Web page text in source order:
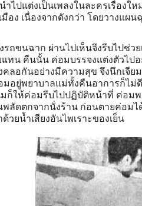
นําไปแต่งเป็นเพลงในละครเรื่อ
อง เนื่องจากดังกว่า โดยวางแผน
รถขนฉาก ผ่านไปเห็นจึงรีบไปช่ว
ทน คืนนั้น ค่อมบรรจงแต่งตัวไปอ
งคลอกันอย่างมีความสุข จึงนึกเจี
อยู่พยาบาลแม่ทั้งคืนอาการก็ไม่
ก็ให้ค่อมรีบไปปฏิบัติหน้าที่ ค่อมพ
พลัดตกจากนั่งร้าน ก่อนตายค่อม
ยน้ำเสียงอันไพเราะของเย็น